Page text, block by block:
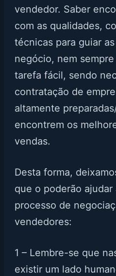
vendedor. Saber
com as qualidades,
técnicas para guiar
negócio, nem
tarefa fácil, sendo
contratação de
altamente
encontrem os
vendas.
Desta forma,
que o poderão ajudar
processo de
vendedores:
1 – Lembre-se que
existir um lado